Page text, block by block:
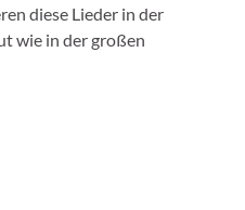
diese Lieder in der
wie in der großen